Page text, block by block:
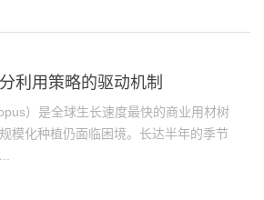
利用策略的驱动机制
）是全球生长速度最快的商业用材树
模化种植仍面临困境。长达半年的季节